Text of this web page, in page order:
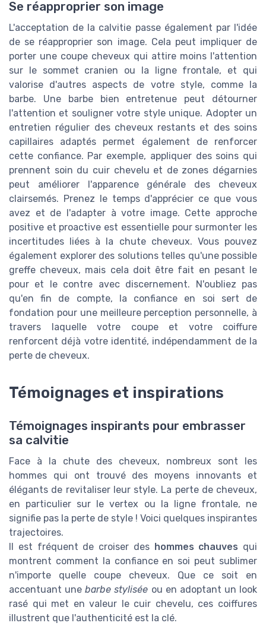
Se réapproprier son image
L'acceptation de la calvitie passe également par l'idée
de se réapproprier son image. Cela peut impliquer de
porter une coupe cheveux qui attire moins l'attention
sur le sommet cranien ou la ligne frontale, et qui
valorise d'autres aspects de votre style, comme la
barbe. Une barbe bien entretenue peut détourner
l'attention et souligner votre style unique. Adopter un
entretien régulier des cheveux restants et des soins
capillaires adaptés permet également de renforcer
cette confiance. Par exemple, appliquer des soins qui
prennent soin du cuir chevelu et de zones dégarnies
peut améliorer l'apparence générale des cheveux
clairsemés. Prenez le temps d'apprécier ce que vous
avez et de l'adapter à votre image. Cette approche
positive et proactive est essentielle pour surmonter les
incertitudes liées à la chute cheveux. Vous pouvez
également explorer des solutions telles qu'une possible
greffe cheveux, mais cela doit être fait en pesant le
pour et le contre avec discernement. N'oubliez pas
qu'en fin de compte, la confiance en soi sert de
fondation pour une meilleure perception personnelle, à
travers laquelle votre coupe et votre coiffure
renforcent déjà votre identité, indépendamment de la
perte de cheveux.
Témoignages et inspirations
Témoignages inspirants pour embrasser
sa calvitie
Face à la chute des cheveux, nombreux sont les
hommes qui ont trouvé des moyens innovants et
élégants de revitaliser leur style. La perte de cheveux,
en particulier sur le vertex ou la ligne frontale, ne
signifie pas la perte de style ! Voici quelques inspirantes
trajectoires.
Il est fréquent de croiser des hommes chauves qui
montrent comment la confiance en soi peut sublimer
n'importe quelle coupe cheveux. Que ce soit en
accentuant unebarbe stylisée ou en adoptant un look
rasé qui met en valeur le cuir chevelu, ces coiffures
illustrent que l'authenticité est la clé.